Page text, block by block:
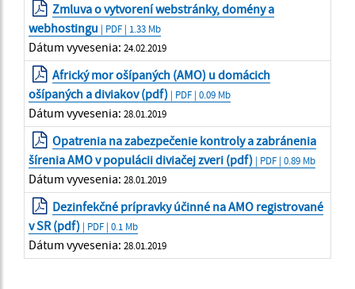
Zmluva o vytvorení webstránky, domény a
webhostingu | PDF | 1.33 Mb
Dátum vyvesenia: 24.02.2019
Africký mor ošípaných (AMO) u domácich
ošípaných a diviakov (pdf) | PDF | 0.09 Mb
Dátum vyvesenia: 28.01.2019
Opatrenia na zabezpečenie kontroly a zabránenia
šírenia AMO v populácii diviačej zveri (pdf) | PDF | 0.89 Mb
Dátum vyvesenia: 28.01.2019
Dezinfekčné prípravky účinné na AMO registrované
v SR (pdf) | PDF | 0.1 Mb
Dátum vyvesenia: 28.01.2019